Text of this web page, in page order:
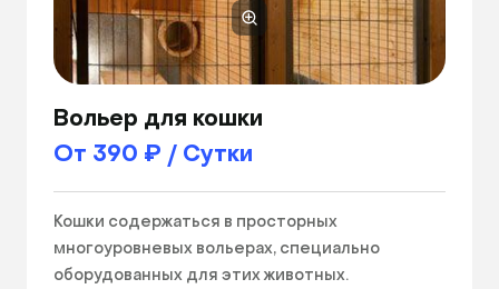
Вольер для кошки
От 390 ₽ / Сутки
Кошки содержаться в просторных
многоуровневых вольерах, специально
оборудованных для этих животных.